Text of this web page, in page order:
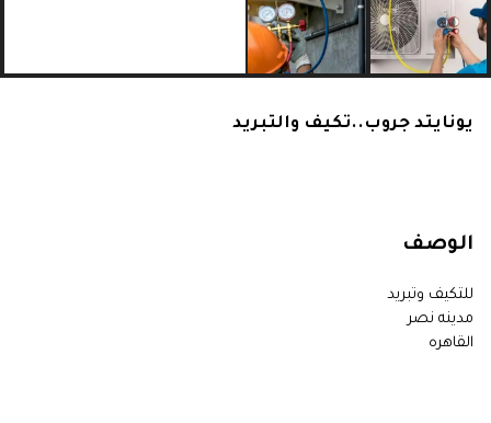
يونايتد جروب..تكيف والتبريد
الوصف
للتكيف وتبريد
مدينه نصر
القاهره